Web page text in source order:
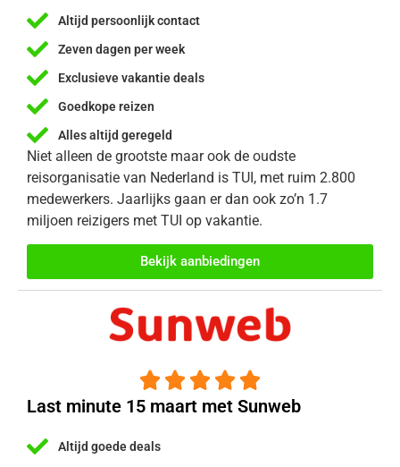
Altijd persoonlijk contact
Zeven dagen per week
Exclusieve vakantie deals
Goedkope reizen
Alles altijd geregeld
Niet alleen de grootste maar ook de oudste
reisorganisatie van Nederland is TUI, met ruim 2.800
medewerkers. Jaarlijks gaan er dan ook zo’n 1.7
miljoen reizigers met TUI op vakantie.
Bekijk aanbiedingen
    
Last minute 15 maart met Sunweb
Altijd goede deals